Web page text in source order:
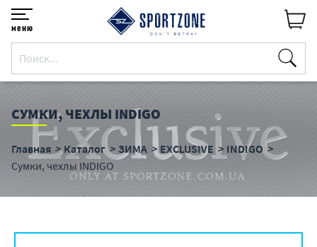
меню
СУМКИ, ЧЕХЛЫ INDIGO
Главная Каталог ЗИМА EXCLUSIVE
INDIGO
Сумки, чехлы INDIGO